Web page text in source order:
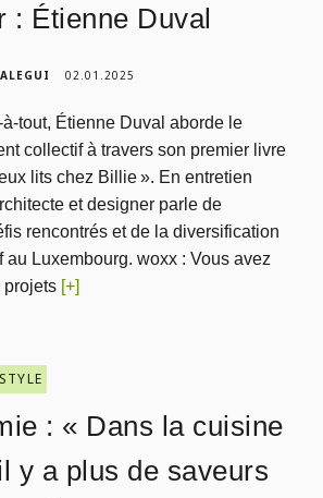
: Étienne Duval
02.01.2025
tout, Étienne Duval aborde le
collectif à travers son premier livre
lits chez Billie ». En entretien
et designer parle de
rencontrés et de la diversification
au Luxembourg. woxx : Vous avez
projets [+]
: « Dans la cuisine
y a plus de saveurs